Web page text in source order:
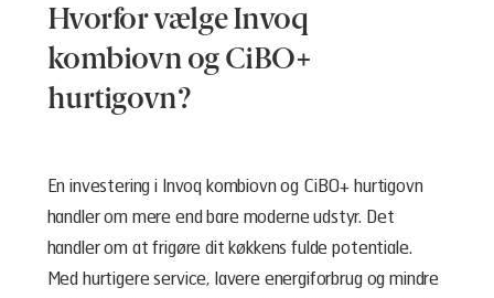
Hvorfor vælge Invoq
kombiovn og CiBO+
hurtigovn?
En investering i Invoq kombiovn og CiBO+ hurtigovn
handler om mere end bare moderne udstyr. Det
handler om at frigøre dit køkkens fulde potentiale.
Med hurtigere service, lavere energiforbrug og mindre